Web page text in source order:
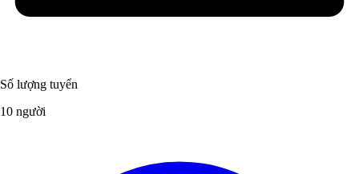
Số lượng tuyển
10 người